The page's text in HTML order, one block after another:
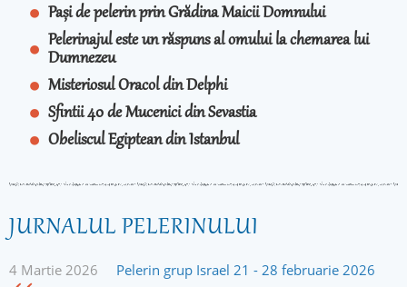
Pași de pelerin prin Grădina Maicii Domnului
Pelerinajul este un răspuns al omului la chemarea lui
Dumnezeu
Misteriosul Oracol din Delphi
Sfintii 40 de Mucenici din Sevastia
Obeliscul Egiptean din Istanbul
JURNALUL PELERINULUI
4 Martie 2026 Pelerin grup Israel 21 - 28 februarie 2026